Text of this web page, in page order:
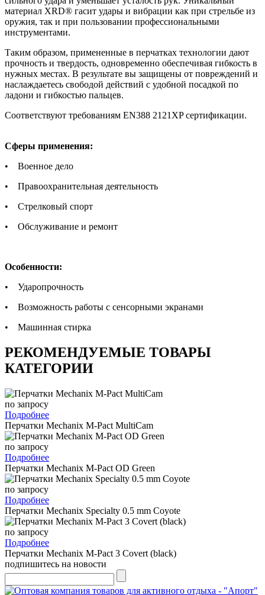
материал XRD® гасит удары и вибрации как при стрельбе из
оружия, так и при пользовании профессиональными
инструментами.
Таким образом, примененные в перчатках технологии дают
прочность и твердость, одновременно обеспечивая гибкость в
нужных местах. В результате вы защищены от повреждений и
наслаждаетесь свободой действий с удобной посадкой по
ладони и гибкостью пальцев.
Соответствуют требованиям EN388 2121XP сертификации.
Сферы применения:
• Военное дело
• Правоохранительная деятельность
• Стрелковый спорт
• Обслуживание и ремонт
Особенности:
• Ударопрочность
• Возможность работы с сенсорными экранами
• Машинная стирка
РЕКОМЕНДУЕМЫЕ ТОВАРЫ
КАТЕГОРИИ
по запросу
Подробнее
Перчатки Mechanix M-Pact MultiCam
по запросу
Подробнее
Перчатки Mechanix M-Pact OD Green
по запросу
Подробнее
Перчатки Mechanix Specialty 0.5 mm Coyote
по запросу
Подробнее
Перчатки Mechanix M-Pact 3 Covert (black)
подпишитесь на новости